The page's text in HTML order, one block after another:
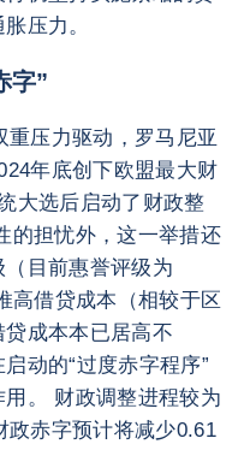
压力。
字”
重压力驱动，罗马尼亚
年底创下欧盟最大财
大选后启动了财政整
的担忧外，这一举措还
目前惠誉评级为
借贷成本（相较于区
成本本已居高不
动的“过度赤字程序”
。 财政调整进程较为
政赤字预计将减少0.61